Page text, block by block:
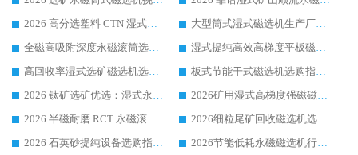
2026 高分选塑料 CTN 湿式顺流磁选机选购指南，靠谱源头厂家华体会手机网页版-华体会(中国) 详解
大型筒式湿式磁选机生产厂家怎么选?华体会手机网页版-华体会(中国) 设备口碑广受行业认可
全磁高吸附深度永磁滚筒选购指南 业内口碑稳定磁电设备生产厂家详细推荐
湿式提纯高效高梯度平板磁选机靠谱设备源头厂商华体会手机网页版-华体会(中国) 综合测评
高回收率湿式选矿磁选机选购指南 业内口碑磁电设备生产厂家实力解析
板式节能干式磁选机选购指南，源头生产厂家华体会手机网页版-华体会(中国) 综合实力可观
2026 钛矿选矿优选：湿式永磁筒式磁选机源头厂家华体会手机网页版-华体会(中国) 综合解析
2026矿用湿式高梯度强磁磁选机选购指南，临朐靠谱磁电生产厂家华体会手机网页版-华体会(中国) 详解
2026 半磁耐磨 RCT 永磁滚筒选购指南，临朐源头生产厂家华体会手机网页版-华体会(中国) 实测分享
2026细粒尾矿回收磁选机选购指南 产业集群优质生产厂家华体会手机网页版-华体会(中国) 解析
2026 石英砂提纯设备选购指南：华体会手机网页版-华体会(中国) 提纯磁选机厂家综合解读
2026节能低耗永磁磁选机行业优选标杆 临朐华体会手机网页版-华体会(中国) 专业生产厂家